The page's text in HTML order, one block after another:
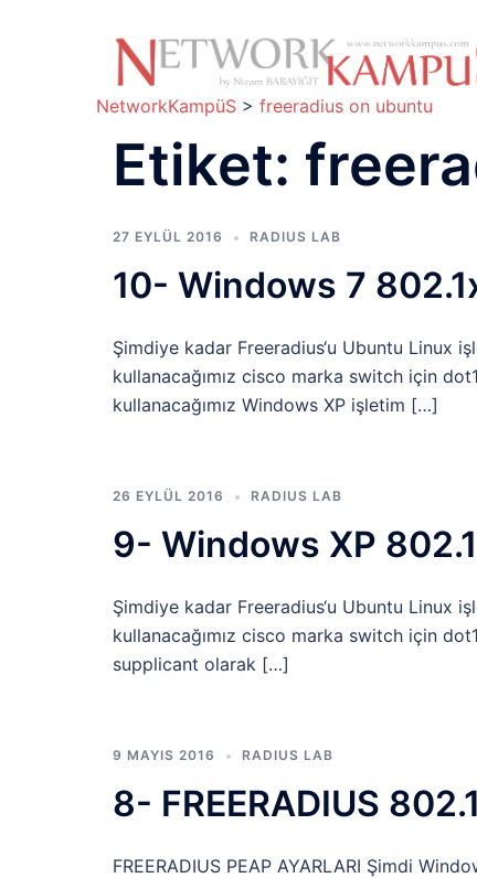
NetworkKampüS > freeradius on ubuntu
Etiket:
27 EYLÜL 2016 RADIUS LAB
10- Windows 7
Şimdiye kadar Freeradius‘u Ubuntu Linux
kullanacağımız cisco marka switch için
kullanacağımız Windows XP işletim […]
26 EYLÜL 2016 RADIUS LAB
9- Windows XP
Şimdiye kadar Freeradius‘u Ubuntu Linux
kullanacağımız cisco marka switch için
supplicant olarak […]
9 MAYIS 2016 RADIUS LAB
8- FREERADIUS
FREERADIUS PEAP AYARLARI Şimdi